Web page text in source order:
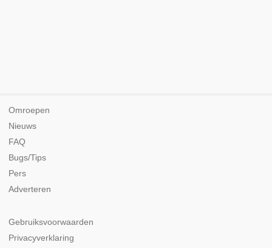
Omroepen
Nieuws
FAQ
Bugs/Tips
Pers
Adverteren
Gebruiksvoorwaarden
Privacyverklaring